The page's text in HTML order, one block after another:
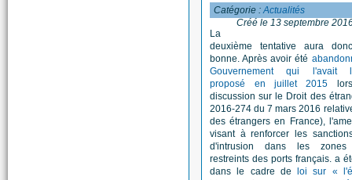
Catégorie :Actualités
Créé le 13 septembre
La
deuxième tentative aura
bonne. Après avoir été
Gouvernement qui l'avait
proposé en juillet 2015
discussion sur le Droit des
2016-274 du 7 mars 2016
des étrangers en France),
visant à renforcer les
d'intrusion dans les zones
restreints des ports français. a
dans le cadre deloi sur «